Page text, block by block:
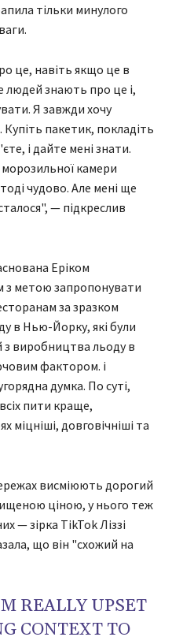
тільки минулого
це, навіть якщо це в
людей знають про це і,
Я завжди хочу
пакетик, покладіть
і дайте мені знати.
камери
чудово. Але мені ще
— підкреслив
Еріком
з метою запропонувати
за зразком
в Нью-Йорку, які були
з виробництва льоду в
фактором. і
думка. По суті,
пити краще,
міцніші, довговічніші та
висміюють дорогий
ціною, у нього теж
— зірка TikTok Ліззі
що він "схожий на
REALLY UPSET
CONTEXT TO